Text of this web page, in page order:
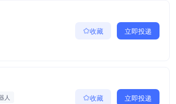
收藏 立即投递
人
收藏 立即投递